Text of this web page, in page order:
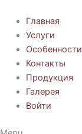
содержимому
Главная
Услуги
Особенности
Контакты
Продукция
Галерея
Войти